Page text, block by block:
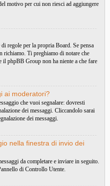
motivo per cui non riesci ad aggiungere
regole per la propria Board. Se pensa
richiamo. Ti preghiamo di notare che
il phpBB Group non ha niente a che fare
ai moderatori?
che vuoi segnalare: dovresti
dei messaggi. Cliccandolo sarai
dei messaggi.
nella finestra di invio dei
da completare e inviare in seguito.
di Controllo Utente.